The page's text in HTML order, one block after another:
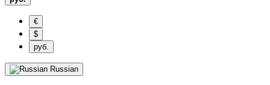
€
$
руб.
Russian